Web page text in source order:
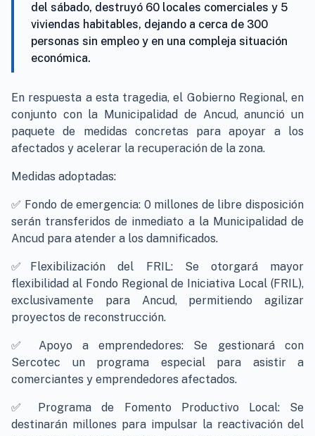
del sábado, destruyó 60 locales comerciales y 5
viviendas habitables, dejando a cerca de 300
personas sin empleo y en una compleja situación
económica.
En respuesta a esta tragedia, el Gobierno Regional, en
conjunto con la Municipalidad de Ancud, anunció un
paquete de medidas concretas para apoyar a los
afectados y acelerar la recuperación de la zona.
Medidas adoptadas:
✅ Fondo de emergencia: 0 millones de libre disposición
serán transferidos de inmediato a la Municipalidad de
Ancud para atender a los damnificados.
✅Flexibilización del FRIL: Se otorgará mayor
flexibilidad al Fondo Regional de Iniciativa Local (FRIL),
exclusivamente para Ancud, permitiendo agilizar
proyectos de reconstrucción.
✅ Apoyo a emprendedores: Se gestionará con
Sercotec un programa especial para asistir a
comerciantes y emprendedores afectados.
✅ Programa de Fomento Productivo Local: Se
destinarán millones para impulsar la reactivación del